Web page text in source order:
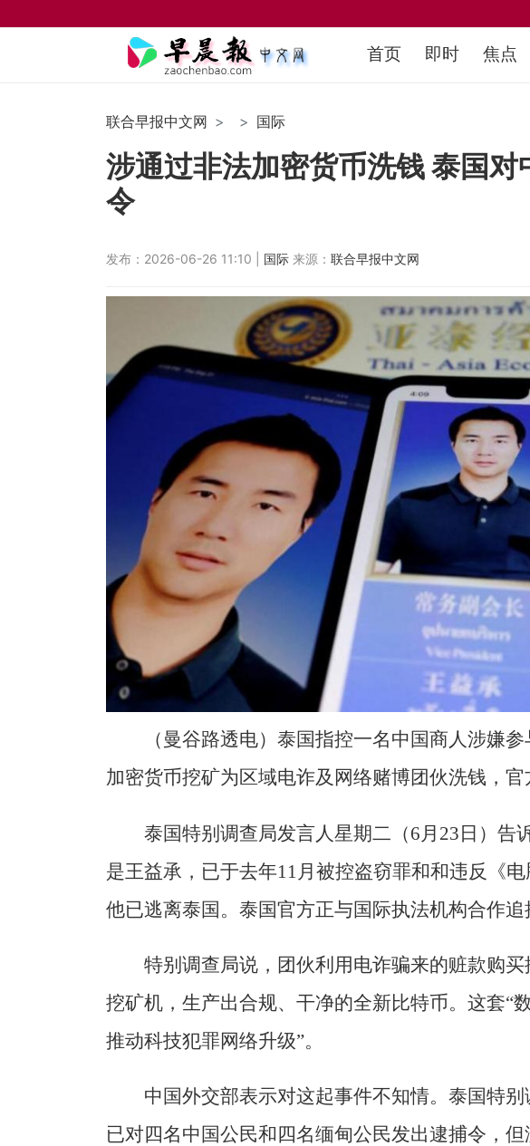
首页 即时 焦点
联合早报中文网 国际
涉通过非法加密货币洗钱 泰国
令
发布：2026-06-26 11:10 | 国际 来源： 联合早报中文网
（曼谷路透电）泰国指控一名中国商人涉嫌
加密货币挖矿为区域电诈及网络赌博团伙洗钱，官
泰国特别调查局发言人星期二（6月23日）告
是王益承，已于去年11月被控盗窃罪和和违反《
他已逃离泰国。泰国官方正与国际执法机构合作追
特别调查局说，团伙利用电诈骗来的赃款购
挖矿机，生产出合规、干净的全新比特币。这套“
推动科技犯罪网络升级”。
中国外交部表示对这起事件不知情。泰国特别
已对四名中国公民和四名缅甸公民发出逮捕令，但